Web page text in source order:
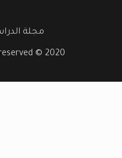
مجلة
© 2020